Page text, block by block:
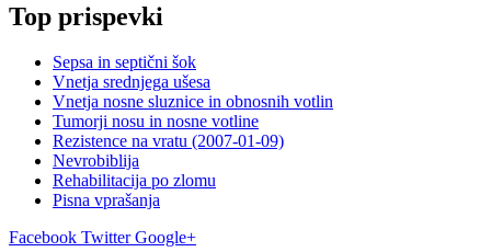
Top prispevki
Sepsa in septični šok
Vnetja srednjega ušesa
Vnetja nosne sluznice in obnosnih votlin
Tumorji nosu in nosne votline
Rezistence na vratu (2007-01-09)
Nevrobiblija
Rehabilitacija po zlomu
Pisna vprašanja
Facebook Twitter Google+